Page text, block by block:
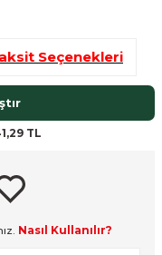
Seçenekleri
TL
Nasıl Kullanılır?